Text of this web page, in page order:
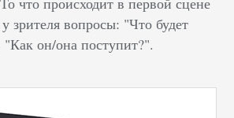
зрителя вопросы: "Что будет
он/она поступит?".